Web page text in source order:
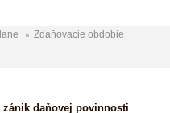
Zdaňovacie obdobie
zánik daňovej povinnosti